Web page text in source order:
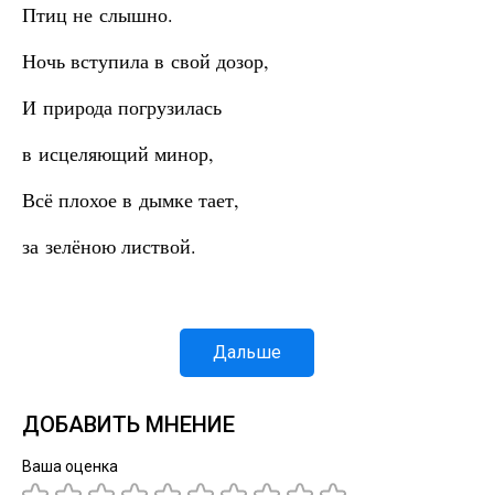
Птиц не слышно.
Ночь вступила в свой дозор,
И природа погрузилась
в исцеляющий минор,
Всё плохое в дымке тает,
за зелёною листвой.
Дальше
ДОБАВИТЬ МНЕНИЕ
Ваша оценка